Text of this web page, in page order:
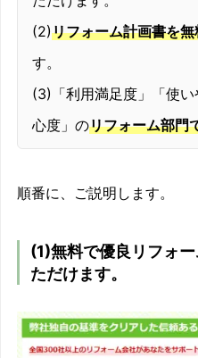
(2)リフォーム計画書を
す。
(3)「利用満足度」「使
心度」のリフォーム部門
順番に、ご説明します。
(1)無料で優良リフォ
ただけます。